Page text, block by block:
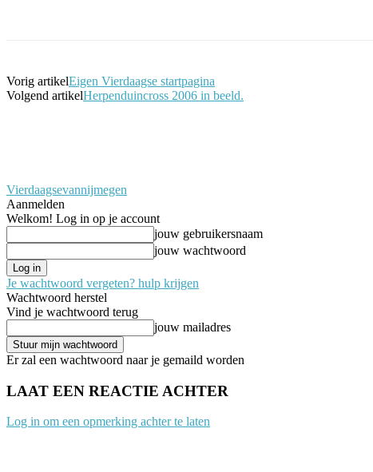
Vorig artikelEigen Vierdaagse startpagina
Volgend artikelHerpenduincross 2006 in beeld.
Vierdaagsevannijmegen
Aanmelden
Welkom! Log in op je account
jouw gebruikersnaam
jouw wachtwoord
Je wachtwoord vergeten? hulp krijgen
Wachtwoord herstel
Vind je wachtwoord terug
jouw mailadres
Er zal een wachtwoord naar je gemaild worden
LAAT EEN REACTIE ACHTER
Log in om een opmerking achter te laten